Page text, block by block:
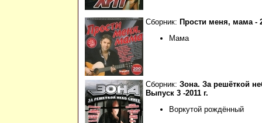
Сборник: Прости меня, мама -
Мама
Сборник: Зона. За решёткой
Выпуск 3 -2011 г.
Воркутой рождённый